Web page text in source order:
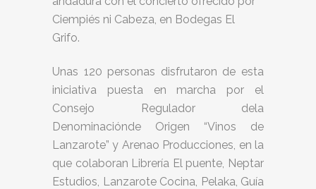
Ciempiés ni Cabeza, en Bodegas El
Grifo.
Unas 120 personas disfrutaron de esta
iniciativa puesta en marcha por el
Consejo Regulador dela
Denominaciónde Origen “Vinos de
Lanzarote” y Arenao Producciones, en la
que colaboran Librería El puente, Neptar
Estudios, Lanzarote Cocina, Pelaka, Guía